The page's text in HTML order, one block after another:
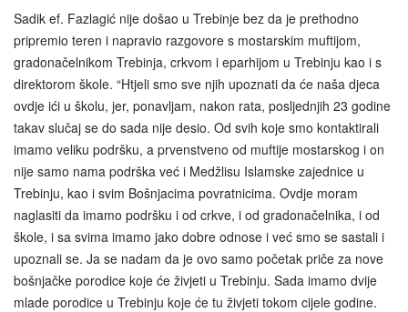
Sadik ef. Fazlagić nije došao u Trebinje bez da je prethodno
pripremio teren i napravio razgovore s mostarskim muftijom,
gradonačelnikom Trebinja, crkvom i eparhijom u Trebinju kao i s
direktorom škole. “Htjeli smo sve njih upoznati da će naša djeca
ovdje ići u školu, jer, ponavljam, nakon rata, posljednjih 23 godine
takav slučaj se do sada nije desio. Od svih koje smo kontaktirali
imamo veliku podršku, a prvenstveno od muftije mostarskog i on
nije samo nama podrška već i Medžlisu Islamske zajednice u
Trebinju, kao i svim Bošnjacima povratnicima. Ovdje moram
naglasiti da imamo podršku i od crkve, i od gradonačelnika, i od
škole, i sa svima imamo jako dobre odnose i već smo se sastali i
upoznali se. Ja se nadam da je ovo samo početak priče za nove
bošnjačke porodice koje će živjeti u Trebinju. Sada imamo dvije
mlade porodice u Trebinju koje će tu živjeti tokom cijele godine.